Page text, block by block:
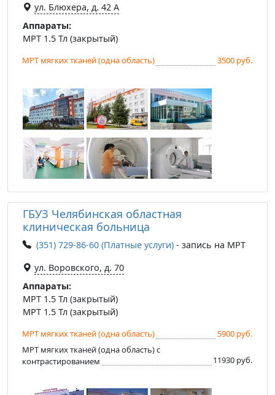
ул. Блюхера, д. 42 А
Аппараты:
МРТ 1.5 Тл (закрытый)
МРТ мягких тканей (одна область) 3500 руб.
ГБУЗ Челябинская областная
клиническая больница
(351) 729-86-60 (Платные услуги) - запись на МРТ
ул. Воровского, д. 70
Аппараты:
МРТ 1.5 Тл (закрытый)
МРТ 1.5 Тл (закрытый)
МРТ мягких тканей (одна область)
5900 руб.
МРТ мягких тканей (одна область) с
контрастированием
11930 руб.